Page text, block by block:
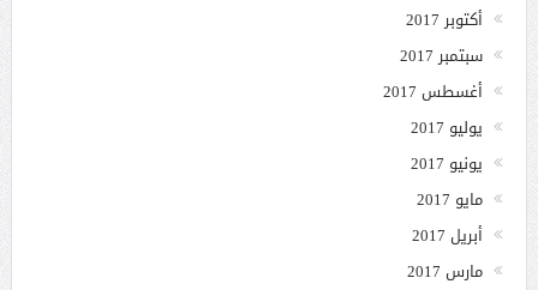
أكتوبر 2017
سبتمبر 2017
أغسطس 2017
يوليو 2017
يونيو 2017
مايو 2017
أبريل 2017
مارس 2017